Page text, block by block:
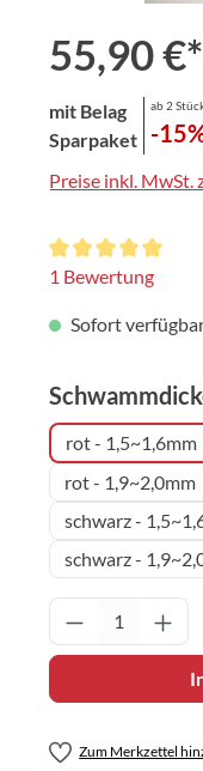
55,90 €*
mit Belag
Sparpaket
ab 2
-
Preise inkl. MwSt.
Durchschnittliche
1 Bewertung
Sofort
rot - 1,5~1,6mm
rot - 1,9~2,0mm
schwarz -
schwarz -
Produkt
Zum Merkzettel